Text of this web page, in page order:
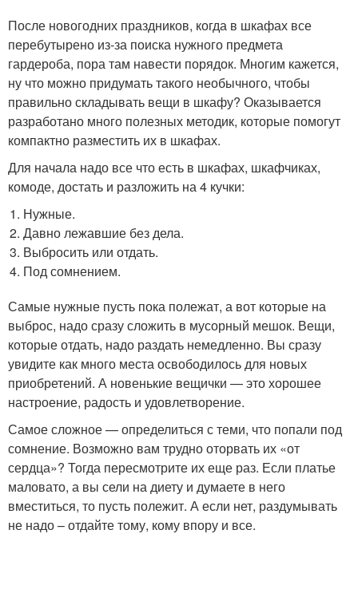
После новогодних праздников, когда в шкафах все
перебутырено из-за поиска нужного предмета
гардероба, пора там навести порядок. Многим кажется,
ну что можно придумать такого необычного, чтобы
правильно складывать вещи в шкафу? Оказывается
разработано много полезных методик, которые помогут
компактно разместить их в шкафах.
Для начала надо все что есть в шкафах, шкафчиках,
комоде, достать и разложить на 4 кучки:
Нужные.
Давно лежавшие без дела.
Выбросить или отдать.
Под сомнением.
Самые нужные пусть пока полежат, а вот которые на
выброс, надо сразу сложить в мусорный мешок. Вещи,
которые отдать, надо раздать немедленно. Вы сразу
увидите как много места освободилось для новых
приобретений. А новенькие вещички — это хорошее
настроение, радость и удовлетворение.
Самое сложное — определиться с теми, что попали под
сомнение. Возможно вам трудно оторвать их «от
сердца»? Тогда пересмотрите их еще раз. Если платье
маловато, а вы сели на диету и думаете в него
вместиться, то пусть полежит. А если нет, раздумывать
не надо – отдайте тому, кому впору и все.